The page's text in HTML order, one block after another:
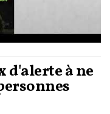
d'alerte à ne